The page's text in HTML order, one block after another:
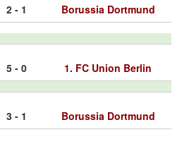
2 - 1 Borussia Dortmund
5 - 0 1. FC Union Berlin
3 - 1 Borussia Dortmund